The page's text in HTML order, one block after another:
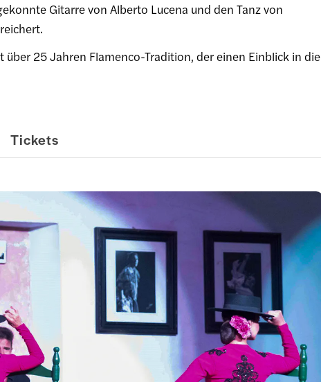
Gitarre von Alberto Lucena und den Tanz von
25 Jahren Flamenco-Tradition, der einen Einblick in die
Tickets